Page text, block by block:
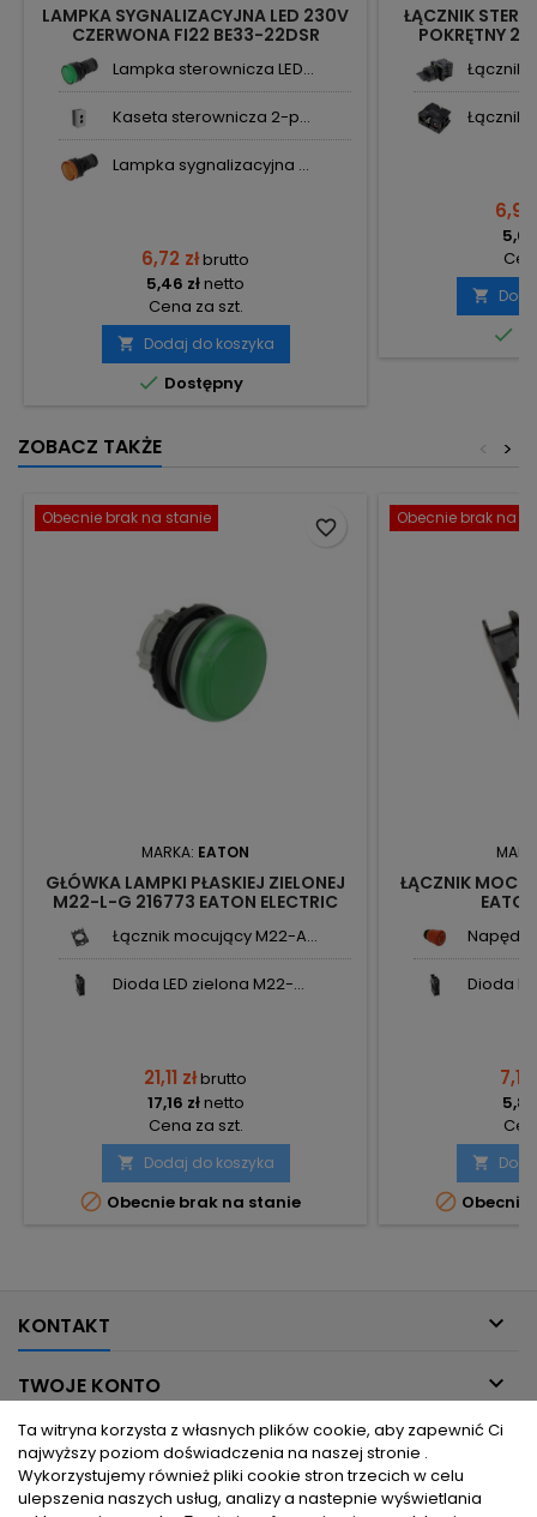
LAMPKA SYGNALIZACYJNA LED 230V
CZERWONA FI22 BE33-22DSR
Lampka sterownicza LED...
Kaseta sterownicza 2-p...
Lampka sygnalizacyjna ...
6,72 złbrutto
5,46 złnetto
Cena za szt.
 Dodaj do koszyka
 Dostępny
ŁĄCZNIK
POKRĘTNY 2-
CZARNY FI 22
Łącznik
Łącznik
6,99


ZOBACZ TAKŻE >
<
Obecnie brak na stanie
MARKA: EATON
GŁÓWKA LAMPKI PŁASKIEJ ZIELONEJ
M22-L-G 216773 EATON ELECTRIC
Łącznik mocujący M22-A...
Dioda LED zielona M22-...
21,11 złbrutto
17,16 złnetto
Cena za szt.
 Dodaj do koszyka
 Obecnie brak na stanie
favorite_border Obecnie brak na
ŁĄCZNIK
Napęd
Dioda
7,13


KONTAKT 
TWOJE KONTO 
INFORMACJE DLA CIEBIE 
PRODUKTY
Ta witryna korzysta z własnych plików cookie, aby zapewnić Ci
najwyższy poziom doświadczenia na naszej stronie .
Wykorzystujemy również pliki cookie stron trzecich w celu
ulepszenia naszych usług, analizy a nastepnie wyświetlania